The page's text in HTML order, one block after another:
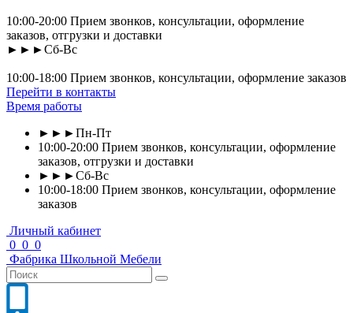
10:00-20:00 Прием звонков, консультации, оформление
заказов, отгрузки и доставки
►►►Сб-Вс
10:00-18:00 Прием звонков, консультации, оформление заказов
Перейти в контакты
Время работы
►►►Пн-Пт
10:00-20:00 Прием звонков, консультации, оформление
заказов, отгрузки и доставки
►►►Сб-Вс
10:00-18:00 Прием звонков, консультации, оформление
заказов
Личный кабинет
0 0 0
Фабрика Школьной Мебели